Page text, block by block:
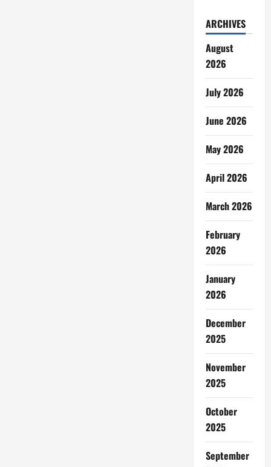
ARCHIVES
August
2026
July 2026
June 2026
May 2026
April 2026
March 2026
February
2026
January
2026
December
2025
November
2025
October
2025
September